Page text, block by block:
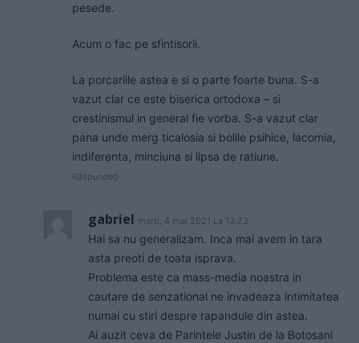
pesede.
Acum o fac pe sfintisorii.
La porcariile astea e si o parte foarte buna. S-a
vazut clar ce este biserica ortodoxa – si
crestinismul in general fie vorba. S-a vazut clar
pana unde merg ticalosia si bolile psihice, lacomia,
indiferenta, minciuna si lipsa de ratiune.
Răspundeți
gabriel marți, 4 mai 2021 La 13.23
Hai sa nu generalizam. Inca mai avem in tara
asta preoti de toata isprava.
Problema este ca mass-media noastra in
cautare de senzational ne invadeaza intimitatea
numai cu stiri despre rapandule din astea.
Ai auzit ceva de Parintele Justin de la Botosani